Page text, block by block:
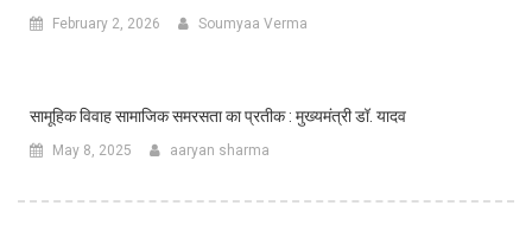
February 2, 2026 Soumyaa Verma
सामूहिक विवाह सामाजिक समरसता का प्रतीक : मुख्यमंत्री डॉ. यादव
May 8, 2025 aaryan sharma